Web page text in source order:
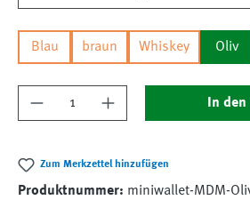
Blau braun Whiskey Oliv
Produkt Anzahl: Gib denIn den
Zum Merkzettel hinzufügen
Produktnummer: miniwallet-MDM-